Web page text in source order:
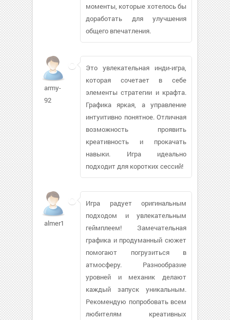
моменты, которые хотелось бы
доработать для улучшения
общего впечатления.
army-
92
Это увлекательная инди-игра,
которая сочетает в себе
элементы стратегии и крафта.
Графика яркая, а управление
интуитивно понятное. Отличная
возможность проявить
креативность и прокачать
навыки. Игра идеально
подходит для коротких сессий!
almer1
Игра радует оригинальным
подходом и увлекательным
геймплеем! Замечательная
графика и продуманный сюжет
помогают погрузиться в
атмосферу. Разнообразие
уровней и механик делают
каждый запуск уникальным.
Рекомендую попробовать всем
любителям креативных